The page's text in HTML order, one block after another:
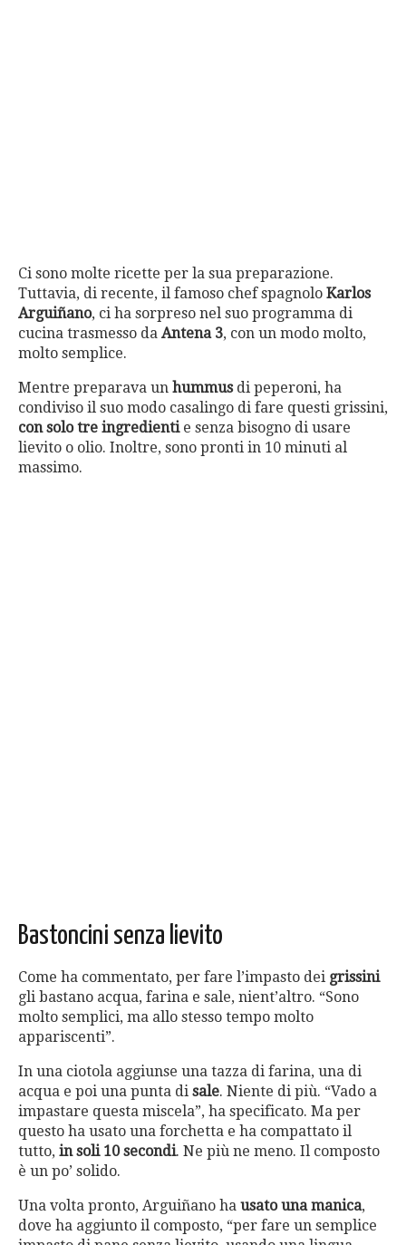
Ci sono molte ricette per la sua preparazione.
Tuttavia, di recente, il famoso chef spagnolo Karlos
Arguiñano, ci ha sorpreso nel suo programma di
cucina trasmesso da Antena 3, con un modo molto,
molto semplice.
Mentre preparava un hummusdi peperoni, ha
condiviso il suo modo casalingo di fare questi grissini,
con solo tre ingredientie senza bisogno di usare
lievito o olio. Inoltre, sono pronti in 10 minuti al
massimo.
Bastoncini senza lievito
Come ha commentato, per fare l’impasto dei grissini
gli bastano acqua, farina e sale, nient’altro. “Sono
molto semplici, ma allo stesso tempo molto
appariscenti”.
In una ciotola aggiunse una tazza di farina, una di
acqua e poi una punta di sale. Niente di più. “Vado a
impastare questa miscela”, ha specificato. Ma per
questo ha usato una forchetta e ha compattato il
tutto, in soli 10 secondi. Ne più ne meno. Il composto
è un po’ solido.
Una volta pronto, Arguiñano ha usato una manica,
dove ha aggiunto il composto, “per fare un semplice